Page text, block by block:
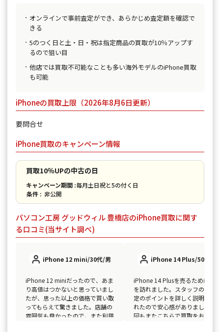
オンラインで事前査定ができ、あらかじめ査定額を確認で
きる
5のつく日と土・日・祝は指定商品の買取が10％アップす
るので狙い目
他店では買取不可能なことも多い海外モデルのiPhone買取
も可能
iPhoneの買取上限（2026年8月6日更新）
要問合せ
iPhone買取のキャンペーン情報
買取10％UPの中古の日
キャンペーン期間 :毎月土日祝と5の付く日
条件 : 非公開
パソコン工房 グッドウィル 豊橋店のiPhone買取に関す
る口コミ(当サイト調べ)
iPhone 12 mini/30代/男
iPhone 12 miniだったので、あま
り高値はつかないと思っていまし
たが、思った以上の価格で買い取
ってもらえて驚きました。店舗の
雰囲気も良かったので、また利用
iPhone 14 Plus/50代/男
iPhone 14 Plusを売るために店
を訪れました。スタッフの方が
定のポイントを詳しく説明して
れたので安心感がありました。
回もまたこちらで買取をお願い